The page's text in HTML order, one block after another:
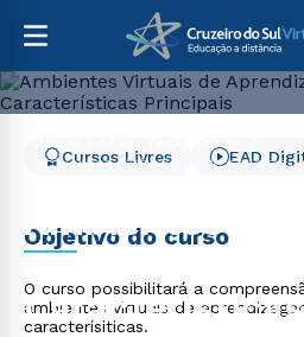
Ambientes Virtuais de
Ambientes
Aprendizagem
Características
Cursos Livres EAD
Objetivo do curso
O curso possibilitará a
ambientes virtuais de
caracterísiticas.